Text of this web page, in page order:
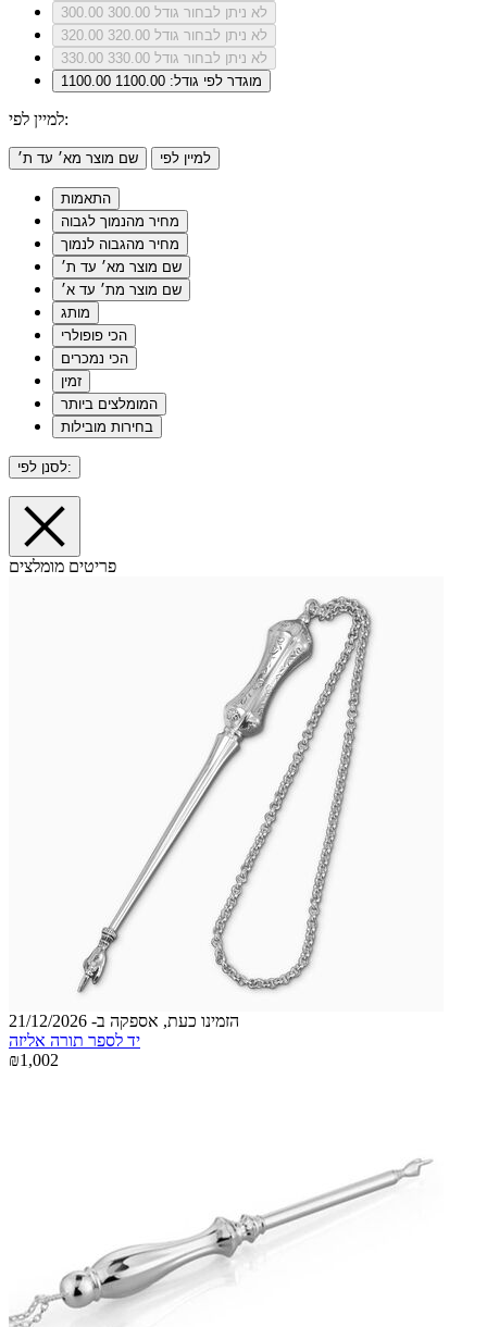
300.00
לא ניתן לבחור גודל 300.00
320.00
לא ניתן לבחור גודל 320.00
330.00
לא ניתן לבחור גודל 330.00
1100.00
מוגדר לפי גודל: 1100.00
למיין לפי:
שם מוצר מא׳ עד ת׳ למיין לפי
התאמות
מחיר מהנמוך לגבוה
מחיר מהגבוה לנמוך
שם מוצר מא׳ עד ת׳
שם מוצר מת׳ עד א׳
מותג
הכי פופולרי
הכי נמכרים
זמין
המומלצים ביותר
בחירות מובילות
לסנן לפי:
פריטים מומלצים
הזמינו כעת, אספקה ב- 21/12/2026
יד לספר תורה אליזה
₪1,002